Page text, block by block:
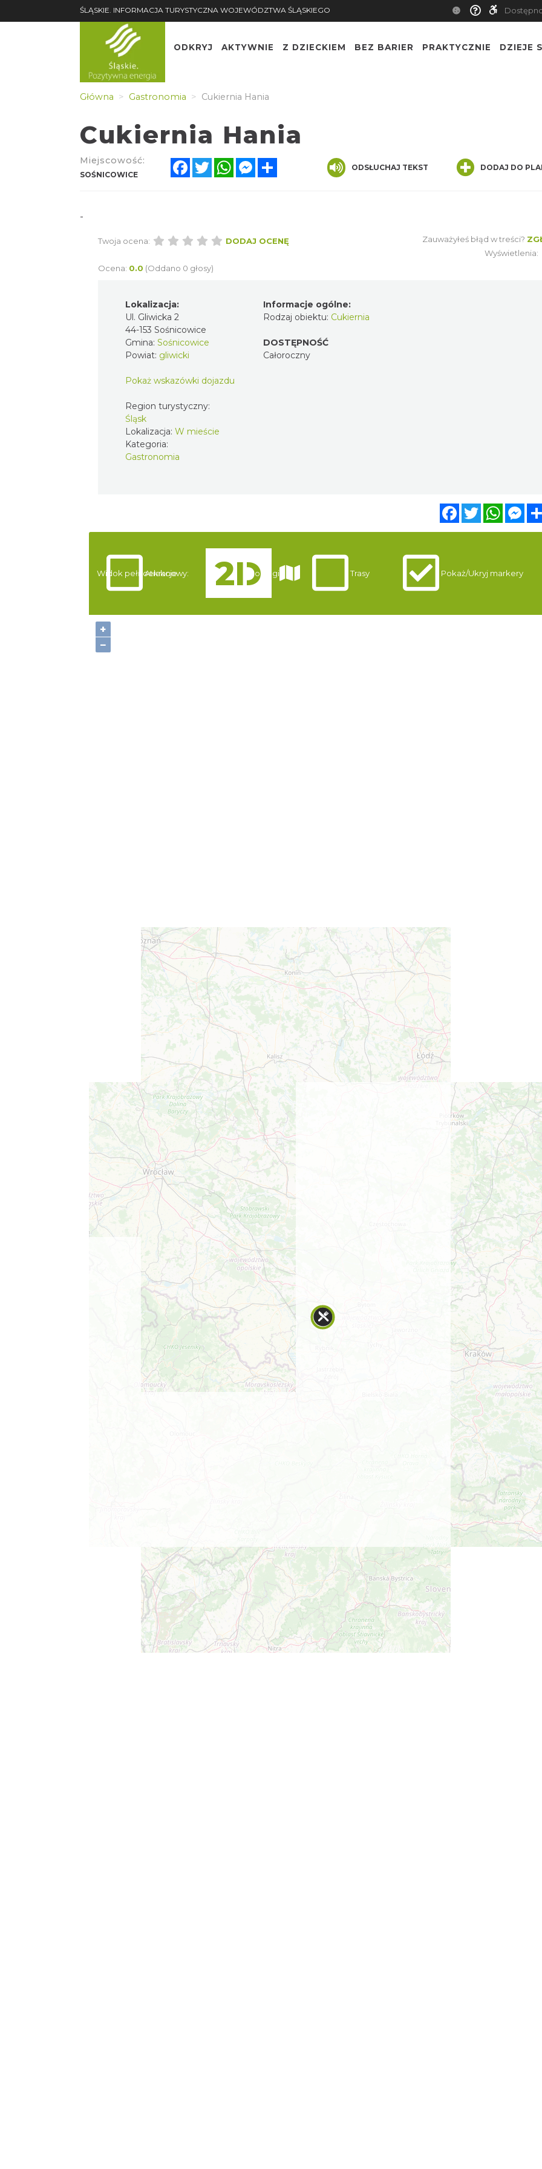
ŚLĄSKIE. INFORMACJA TURYSTYCZNA WOJEWÓDZTWA ŚLĄSKIEGO
ODKRYJ AKTYWNIE Z DZIECKIEM BEZ BARIER PRAKTYCZNIE DZIEJE
Główna Gastronomia Cukiernia Hania
Cukiernia Hania
Miejscowość:
SOŚNICOWICE
FacebookTwitterWhatsAppMessenger ODSŁUCHAJ TEKST DODAJ DO
-
Twoja ocena: DODAJ OCENĘ
Ocena: 0.0 (Oddano 0 głosy)
Zauważyłeś błąd w treści?
Wyświetlenia:
Lokalizacja:
Ul. Gliwicka 2
44-153 Sośnicowice
Gmina: Sośnicowice
Powiat: gliwicki
Pokaż wskazówki dojazdu
Region turystyczny:
Śląsk
Lokalizacja: W mieście
Kategoria:
Gastronomia
Informacje ogólne:
Rodzaj obiektu: Cukiernia
DOSTĘPNOŚĆ
Całoroczny
FacebookTwitter
+
−
Widok pełnoekranowy:
Atrakcje Noclegi Trasy Pokaż/Ukryj markery